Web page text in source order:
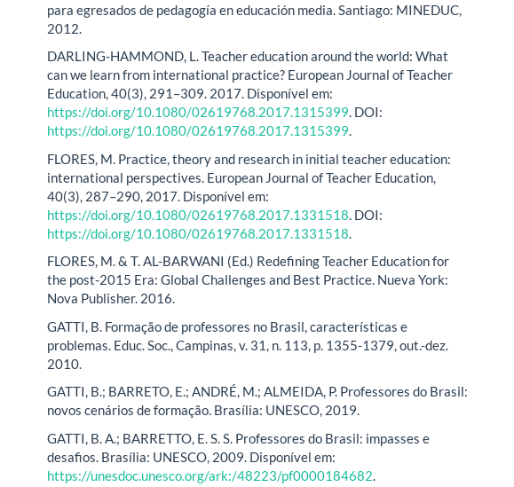
para egresados de pedagogía en educación media. Santiago: MINEDUC,
2012.
DARLING-HAMMOND, L. Teacher education around the world: What
can we learn from international practice? European Journal of Teacher
Education, 40(3), 291–309. 2017. Disponível em:
https://doi.org/10.1080/02619768.2017.1315399. DOI:
https://doi.org/10.1080/02619768.2017.1315399.
FLORES, M. Practice, theory and research in initial teacher education:
international perspectives. European Journal of Teacher Education,
40(3), 287–290, 2017. Disponível em:
https://doi.org/10.1080/02619768.2017.1331518 . DOI:
https://doi.org/10.1080/02619768.2017.1331518
FLORES, M. & T. AL-BARWANI (Ed.) Redefining Teacher Education for
the post-2015 Era: Global Challenges and Best Practice. Nueva York:
Nova Publisher. 2016.
GATTI, B. Formação de professores no Brasil, características e
problemas. Educ. Soc., Campinas, v. 31, n. 113, p. 1355-1379, out.-dez.
2010.
GATTI, B.; BARRETO, E.; ANDRÉ, M.; ALMEIDA, P. Professores do Brasil:
novos cenários de formação. Brasília: UNESCO, 2019.
GATTI, B. A.; BARRETTO, E. S. S. Professores do Brasil: impasses e
desafios. Brasília: UNESCO, 2009. Disponível em:
https://unesdoc.unesco.org/ark:/48223/pf0000184682